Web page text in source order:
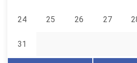
24 25 26 27
31